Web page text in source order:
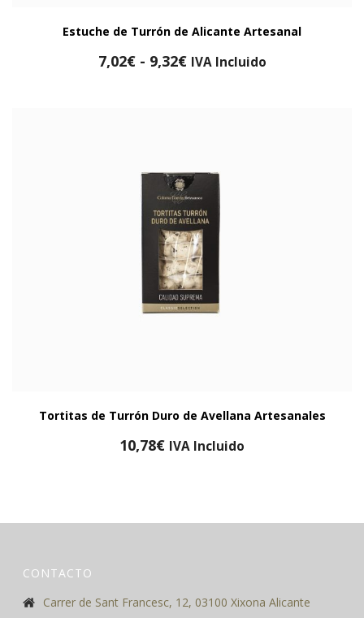
Estuche de Turrón de Alicante Artesanal
7,02€ - 9,32€Rango
9,32€
IVA Incluido
Tortitas de Turrón Duro de Avellana Artesanales
10,78€ IVA Incluido
CONTACTO
Carrer de Sant Francesc, 12, 03100 Xixona Alicante